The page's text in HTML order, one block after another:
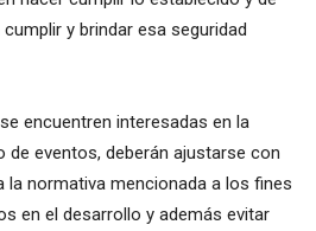
cumplir y brindar esa seguridad
encuentren interesadas en la
de eventos, deberán ajustarse con
la normativa mencionada a los fines
en el desarrollo y además evitar